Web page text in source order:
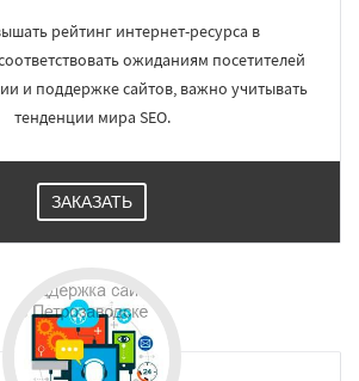
рейтинг интернет-ресурса в
ожиданиям посетителей
и поддержке сайтов, важно учитывать
тенденции мира SEO.
ЗАКАЗАТЬ